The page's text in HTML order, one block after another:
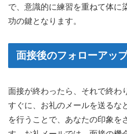
で、意識的に練習を重ねて体に
功の鍵となります。
面接後のフォローアッ
面接が終わったら、それで終わ
すぐに、お礼のメールを送るな
を行うことで、あなたの印象を